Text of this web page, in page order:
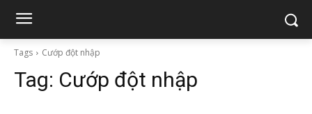
Tags Cướp đột nhập
Tag: Cướp đột nhập